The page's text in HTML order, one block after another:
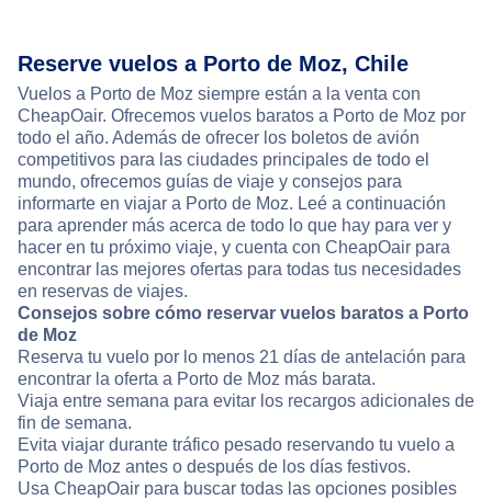
Reserve vuelos a Porto de Moz, Chile
Vuelos a Porto de Moz siempre están a la venta con
CheapOair. Ofrecemos vuelos baratos a Porto de Moz por
todo el año. Además de ofrecer los boletos de avión
competitivos para las ciudades principales de todo el
mundo, ofrecemos guías de viaje y consejos para
informarte en viajar a Porto de Moz. Leé a continuación
para aprender más acerca de todo lo que hay para ver y
hacer en tu próximo viaje, y cuenta con CheapOair para
encontrar las mejores ofertas para todas tus necesidades
en reservas de viajes.
Consejos sobre cómo reservar vuelos baratos a Porto
de Moz
Reserva tu vuelo por lo menos 21 días de antelación para
encontrar la oferta a Porto de Moz más barata.
Viaja entre semana para evitar los recargos adicionales de
fin de semana.
Evita viajar durante tráfico pesado reservando tu vuelo a
Porto de Moz antes o después de los días festivos.
Usa CheapOair para buscar todas las opciones posibles